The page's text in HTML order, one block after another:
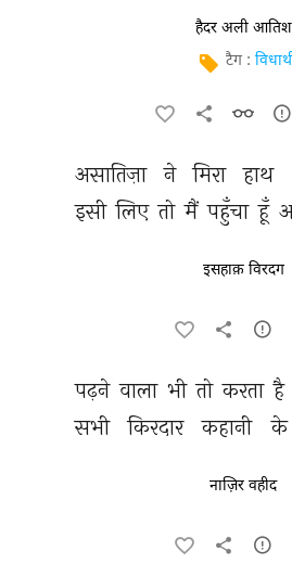
हैदर अली आतिश
टैग :
असातिज़ा ने मिरा हाथ
इसी लिए तो मैं पहुँचा हूँ
इसहाक़ विरदग
पढ़ने वाला भी तो करता है
सभी
किरदार कहानी के
नाज़िर वहीद